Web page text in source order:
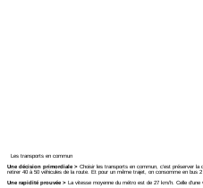
Les transports en commun
Une décision primordiale > Choisir les transports en commun, c'est préserver la
retirer 40 à 50 véhicules de la route. Et pour un même trajet, on consomme en bus 2
Une rapidité prouvée > La vitesse moyenne du métro est de 27 km/h. Celle